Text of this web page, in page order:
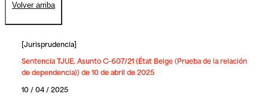
Volver arriba
[Jurisprudencia]
Sentencia TJUE. Asunto C-607/21 (État Belge (Prueba de la relación
de dependencia)) de 10 de abril de 2025
10 / 04 / 2025